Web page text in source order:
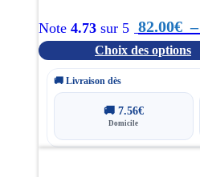
Note 4.73 sur 5 82.00€ –
Choix des options
du
produit
🚚 Livraison dès
🚚 7.56€
Domicile